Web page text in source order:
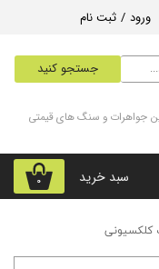
جستجو کنید
ورود / ثبت نام
۰ سبد خرید
جواهرات و سنگ های قیمتی
کلکسیونی